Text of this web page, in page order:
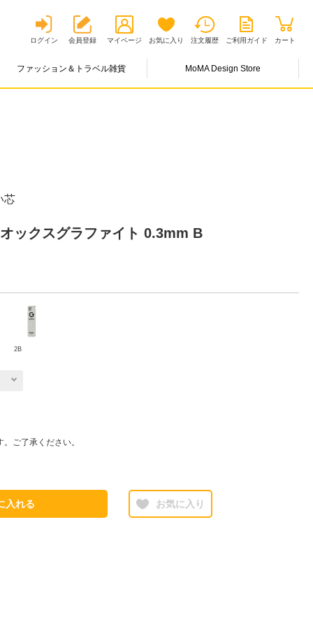
ログイン 会員登録 マイページ お気に入り 注文履歴 ご利用ガイド カート
ファッション＆トラベル雑貨 MoMA Design Store
芯
ックスグラファイト 0.3mm B
2B
ご了承ください。
入れる お気に入り